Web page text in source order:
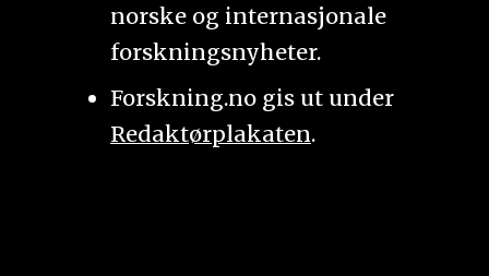
norske og internasjonale
forskningsnyheter.
Forskning.no gis ut under
Redaktørplakaten.